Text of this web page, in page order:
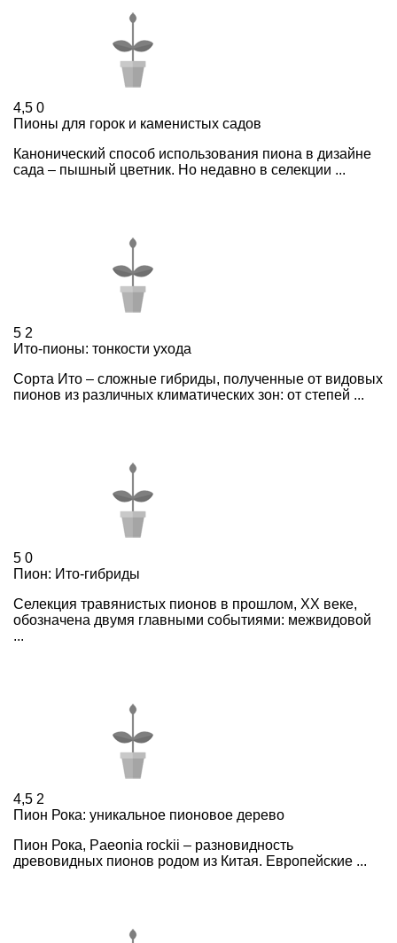
4,5 0
Пионы для горок и каменистых садов
Канонический способ использования пиона в дизайне
сада – пышный цветник. Но недавно в селекции ...
5 2
Ито-пионы: тонкости ухода
Сорта Ито – сложные гибриды, полученные от видовых
пионов из различных климатических зон: от степей ...
5 0
Пион: Ито-гибриды
Селекция травянистых пионов в прошлом, XX веке,
обозначена двумя главными событиями: межвидовой
...
4,5 2
Пион Рока: уникальное пионовое дерево
Пион Рока, Paeonia rockii – разновидность
древовидных пионов родом из Китая. Европейские ...